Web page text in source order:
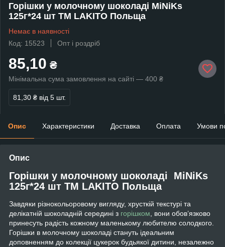
Горішки у молочному шоколаді MiNiKs
125г*24 шт ТМ LAKITO Польща
Немає в наявності
Код: 15523
Опт і роздріб
85,10 ₴
Мінімальна сума замовлення на сайті — 400 ₴
81,30 ₴ від 5 шт.
Опис Характеристики Доставка Оплата Умови
Опис
Горішки у молочному шоколаді MiNiKs
125г*24 шт ТМ LAKITO Польща
Завдяки різнокольоровому вигляду, хрусткій текстурі та
делікатній шоколадній середині з горішком, вони обов’язково
принесуть радість кожному маленькому любителю солодкого.
Горішки в молочному шоколаді стануть ідеальним
доповненням до колекції цукерок будьякої дитини, незалежно